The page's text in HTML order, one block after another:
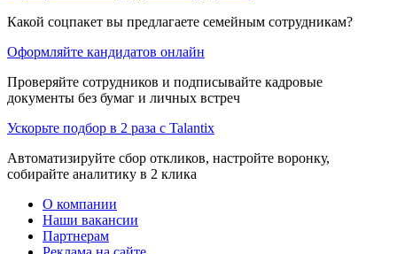
Какой соцпакет вы предлагаете семейным сотрудникам?
Оформляйте кандидатов онлайн
Проверяйте сотрудников и подписывайте кадровые
документы без бумаг и личных встреч
Ускорьте подбор в 2 раза с Talantix
Автоматизируйте сбор откликов, настройте воронку,
собирайте аналитику в 2 клика
О компании
Наши вакансии
Партнерам